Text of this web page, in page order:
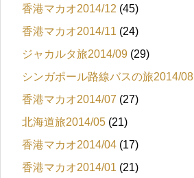
香港マカオ2014/12 (45)
香港マカオ2014/11 (24)
ジャカルタ旅2014/09 (29)
シンガポール路線バスの旅2014/08
香港マカオ2014/07 (27)
北海道旅2014/05 (21)
香港マカオ2014/04 (17)
香港マカオ2014/01 (21)